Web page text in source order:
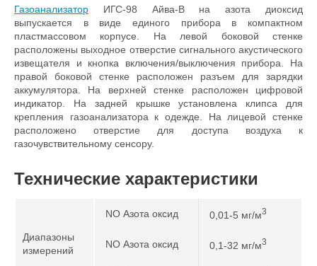
Газоанализатор ИГС-98 Айва-В на азота диоксид
выпускается в виде единого прибора в компактном
пластмассовом корпусе. На левой боковой стенке
расположены выходное отверстие сигнального акустического
извещателя и кнопка включения/выключения прибора. На
правой боковой стенке расположен разъем для зарядки
аккумулятора. На верхней стенке расположен цифровой
индикатор. На задней крышке установлена клипса для
крепления газоанализатора к одежде. На лицевой стенке
расположено отверстие для доступа воздуха к
газочувствительному сенсору.
Технические характеристики
Диапазоны
измерений
NO Азота оксид 0,01-5 мг/м3
NO Азота оксид 0,1-32 мг/м3